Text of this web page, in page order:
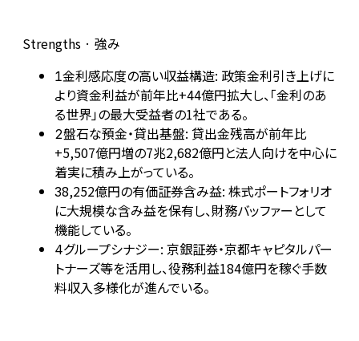
Strengths · 強み
1金利感応度の高い収益構造: 政策金利引き上げに
より資金利益が前年比+44億円拡大し、「金利のあ
る世界」の最大受益者の1社である。
2盤石な預金・貸出基盤: 貸出金残高が前年比
+5,507億円増の7兆2,682億円と法人向けを中心に
着実に積み上がっている。
38,252億円の有価証券含み益: 株式ポートフォリオ
に大規模な含み益を保有し、財務バッファーとして
機能している。
4グループシナジー: 京銀証券・京都キャピタルパー
トナーズ等を活用し、役務利益184億円を稼ぐ手数
料収入多様化が進んでいる。